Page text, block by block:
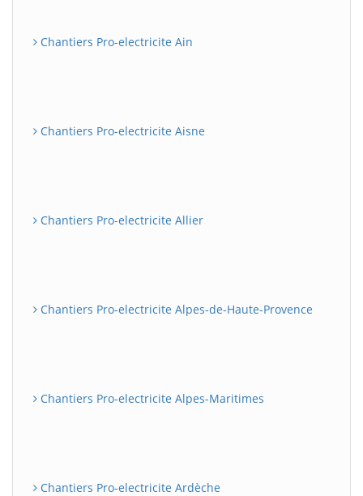
Chantiers Pro-electricite Ain
Chantiers Pro-electricite Aisne
Chantiers Pro-electricite Allier
Chantiers Pro-electricite Alpes-de-Haute-Provence
Chantiers Pro-electricite Alpes-Maritimes
Chantiers Pro-electricite Ardèche